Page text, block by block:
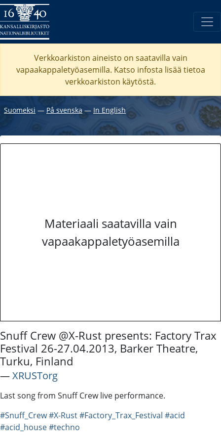
Verkkoarkiston aineisto on saatavilla vain
vapaakappaletyöasemilla. Katso infosta lisää tietoa
verkkoarkiston käytöstä.
Suomeksi ― På svenska ― In English
Materiaali saatavilla vain
vapaakappaletyöasemilla
Snuff Crew @X-Rust presents: Factory Trax
Festival 26-27.04.2013, Barker Theatre,
Turku, Finland
―XRUSTorg
Last song from Snuff Crew live performance.
#Snuff_Crew#X-Rust#Factory_Trax_Festival #acid
#acid_house#techno